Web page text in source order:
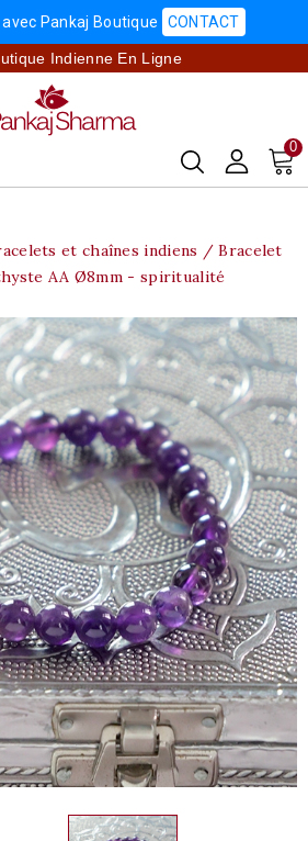
Pankaj Boutique CONTACT
Indienne En Ligne
0
et chaînes indiens
Bracelet
AA Ø8mm - spiritualité